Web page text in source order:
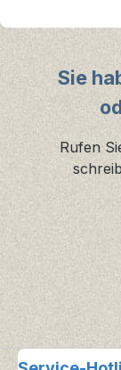
Sie
Rufen